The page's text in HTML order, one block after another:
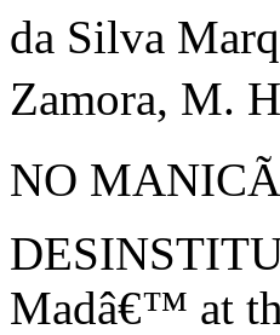
da Silva
Zamora, M.
NO
Madâ€™ at